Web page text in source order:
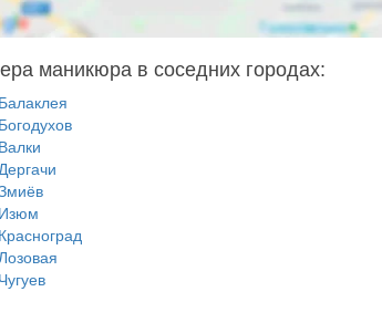
маникюра в соседних городах: